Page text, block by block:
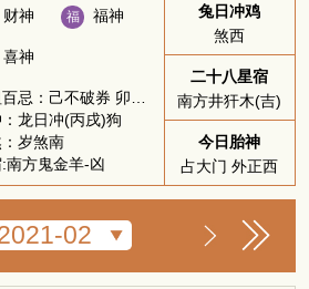
财神 福 福神
喜神
龙日冲(丙戌)狗
岁煞南
南方鬼金羊-凶
兔日冲鸡
煞西
二十八星宿
南方井犴木(吉)
今日胎神
占大门 外正西